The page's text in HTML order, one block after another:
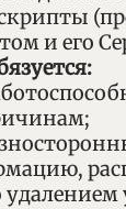
скрипты
и его